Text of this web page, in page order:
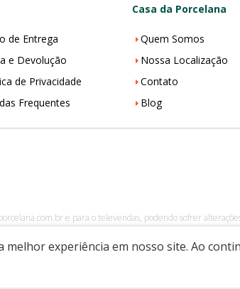
experiência em nosso site. Ao
de Entrega
e Devolução
de Privacidade
Frequentes
Casa da Porcelana
Quem Somos
Nossa Localização
Contato
Blog
e para o televendas, podendo sofrer